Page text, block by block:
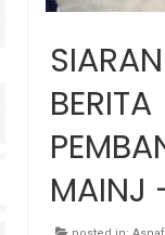
BERITA
MAINJ